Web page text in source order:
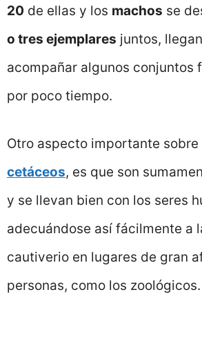
20 de ellas y los machos se
o tres ejemplares juntos,
acompañar algunos conjuntos
por poco tiempo.
Otro aspecto importante sobre
cetáceos, es que son
y se llevan bien con los seres
adecuándose así fácilmente a
cautiverio en lugares de gran
personas, como los zoológicos.